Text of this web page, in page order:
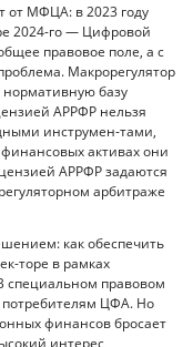
от МФЦА: в 2023 году
2024-го — Цифровой
правовое поле, а с
Макрорегулятор
базу
АРРФР нельзя
инструмен-тами,
активах они
АРРФР задаются
арбитраже
как обеспечить
торе в рамках
специальном правовом
ЦФА. Но
финансов бросает